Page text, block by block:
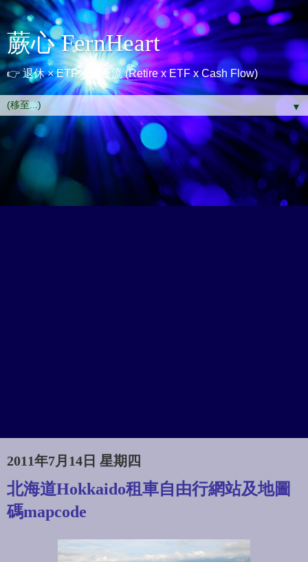
蕨心 FernHeart
👉 退休 × ETF × 現金流 (Retire x ETF x Cash Flow)
▼
2011年7月14日 星期四
北海道Hokkaido租車自由行網站及地圖
碼mapcode